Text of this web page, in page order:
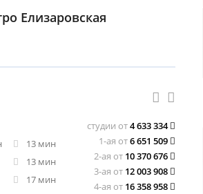
Елизаровская
13 мин
13 мин
17 мин
студии от4 633 334
1-ая от6 651 509
2-ая от 10 370 676
3-ая от 12 003 908
4-ая от 16 358 958